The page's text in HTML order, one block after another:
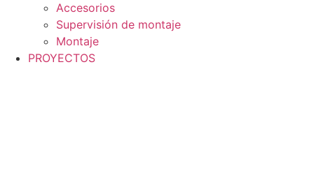
Accesorios
Supervisión de montaje
Montaje
PROYECTOS